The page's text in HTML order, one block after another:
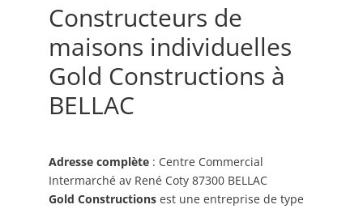
Constructeurs de
maisons individuelles
Gold Constructions à
BELLAC
Adresse complète: Centre Commercial
Intermarché av René Coty 87300 BELLAC
Gold Constructionsest une entreprise de type